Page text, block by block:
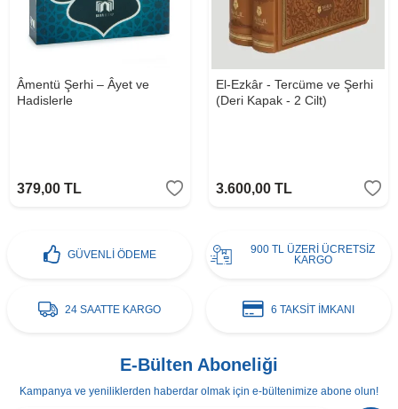
Âmentü Şerhi – Âyet ve
Hadislerle
379,00 TL
El-Ezkâr - Tercüme ve Şerhi
(Deri Kapak - 2 Cilt)
3.600,00TL
GÜVENLİ ÖDEME
900 TL ÜZERİ ÜCRETSİZ
KARGO
24 SAATTE KARGO 6 TAKSİT İMKANI
E-Bülten Aboneliği
Kampanya ve yeniliklerden haberdar olmak için e-bültenimize abone olun!